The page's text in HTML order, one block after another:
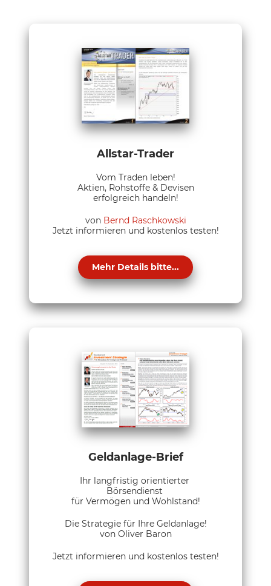
Allstar-Trader
Vom Traden leben!
Aktien, Rohstoffe & Devisen
erfolgreich handeln!
von Bernd Raschkowski
Jetzt informieren und kostenlos testen!
Mehr Details bitte...
Geldanlage-Brief
Ihr langfristig orientierter
Börsendienst
für Vermögen und Wohlstand!
Die Strategie für Ihre Geldanlage!
von Oliver Baron
Jetzt informieren und kostenlos testen!